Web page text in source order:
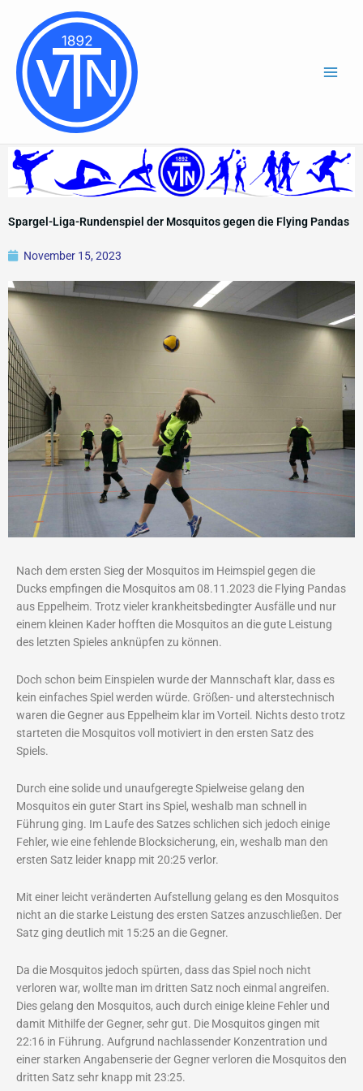
springen
Spargel-Liga-Rundenspiel der Mosquitos gegen die Flying Pandas
November 15, 2023
Nach dem ersten Sieg der Mosquitos im Heimspiel gegen die
Ducks empfingen die Mosquitos am 08.11.2023 die Flying Pandas
aus Eppelheim. Trotz vieler krankheitsbedingter Ausfälle und nur
einem kleinen Kader hofften die Mosquitos an die gute Leistung
des letzten Spieles anknüpfen zu können.
Doch schon beim Einspielen wurde der Mannschaft klar, dass es
kein einfaches Spiel werden würde. Größen- und alterstechnisch
waren die Gegner aus Eppelheim klar im Vorteil. Nichts desto trotz
starteten die Mosquitos voll motiviert in den ersten Satz des
Spiels.
Durch eine solide und unaufgeregte Spielweise gelang den
Mosquitos ein guter Start ins Spiel, weshalb man schnell in
Führung ging. Im Laufe des Satzes schlichen sich jedoch einige
Fehler, wie eine fehlende Blocksicherung, ein, weshalb man den
ersten Satz leider knapp mit 20:25 verlor.
Mit einer leicht veränderten Aufstellung gelang es den Mosquitos
nicht an die starke Leistung des ersten Satzes anzuschließen. Der
Satz ging deutlich mit 15:25 an die Gegner.
Da die Mosquitos jedoch spürten, dass das Spiel noch nicht
verloren war, wollte man im dritten Satz noch einmal angreifen.
Dies gelang den Mosquitos, auch durch einige kleine Fehler und
damit Mithilfe der Gegner, sehr gut. Die Mosquitos gingen mit
22:16 in Führung. Aufgrund nachlassender Konzentration und
einer starken Angabenserie der Gegner verloren die Mosquitos den
dritten Satz sehr knapp mit 23:25.